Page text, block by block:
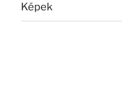
Képek